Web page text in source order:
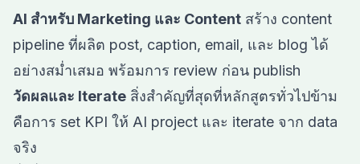
AI สำหรับ Marketing และ Content สร้าง content
pipeline ที่ผลิต post, caption, email, และ blog ได้
อย่างสม่ำเสมอ พร้อมการ review ก่อน publish
วัดผลและ Iterate สิ่งสำคัญที่สุดที่หลักสูตรทั่วไปข้าม
คือการ set KPI ให้ AI project และ iterate จาก data
จริง